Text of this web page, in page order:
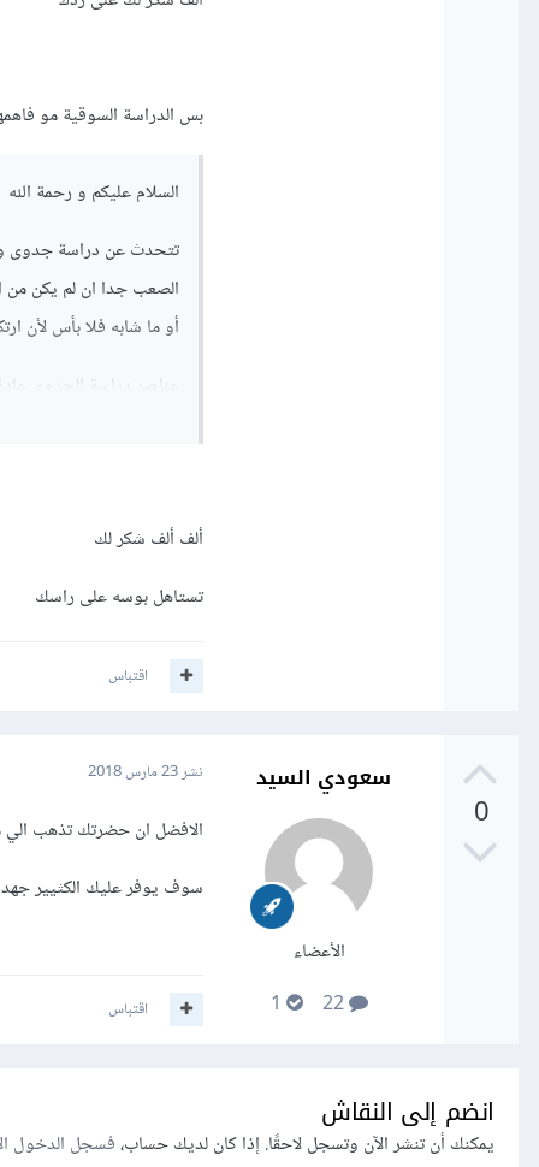
بس الدراسة السوقية مو
السلام عليكم و رحمة الله
الصعب جدا ان لم يكن من
أو ما شابه فلا بأس لأن
عناصر دراسة الجدوى
بشكل مفصل "
- الدراسة المالية " تشمل
- الدراسة التسويقية "
- الخاتمة و التوصيات
عقلانية المشورة و
مع التحية
ألف ألف شكر لك
تستاهل بوسه على راسك
اقتباس
0
سعودي السيد
الأعضاء
22
نشر23 مارس 2018
الافضل ان حضرتك تذهب
سوف يوفر عليك الكثيير
اقتباس
انضم إلى النقاش
يمكنك أن تنشر الآن وتسجل لاحقًا. إذا كان لديك حساب،فسجل الدخول